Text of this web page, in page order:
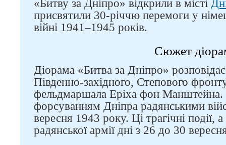
«Битву за Дніпро» відкрили в місті
присвятили 30-річчю перемоги у
війні 1941–1945 років.
Сюжет
Діорама «Битва за Дніпро»
Південно-західного, Степового
фельдмаршала Еріха фон Манштейна.
форсуванням Дніпра радянськими
вересня 1943 року. Ці трагічні події,
радянської армії дні з 26 до 30